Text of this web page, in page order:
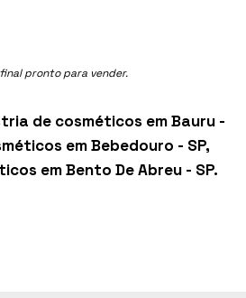
pronto para vender.
de cosméticos em Bauru -
em Bebedouro - SP,
em Bento De Abreu - SP.